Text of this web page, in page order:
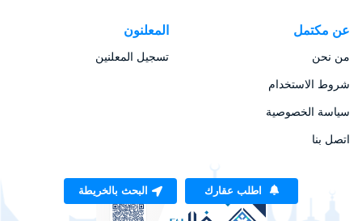
عن مكتمل
من نحن
شروط الاستخدام
سياسة الخصوصية
اتصل بنا
المعلنون
تسجيل المعلنين
اطلب عقارك البحث بالخريطة